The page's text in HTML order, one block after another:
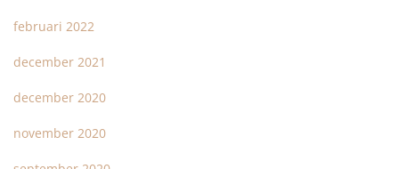
februari 2022
december 2021
december 2020
november 2020